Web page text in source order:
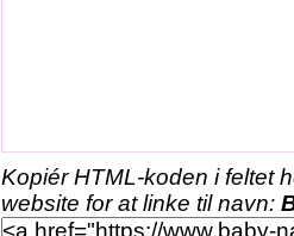
Kopiér HTML-koden i feltet
website for at linke til navn: